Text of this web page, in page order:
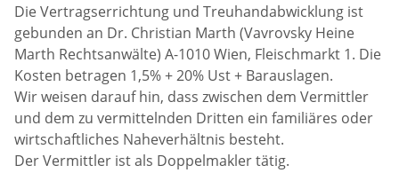
Die Vertragserrichtung und Treuhandabwicklung ist
gebunden an Dr. Christian Marth (Vavrovsky Heine
Marth Rechtsanwälte) A-1010 Wien, Fleischmarkt 1. Die
Kosten betragen 1,5% + 20% Ust + Barauslagen.
Wir weisen darauf hin, dass zwischen dem Vermittler
und dem zu vermittelnden Dritten ein familiäres oder
wirtschaftliches Naheverhältnis besteht.
Der Vermittler ist als Doppelmakler tätig.